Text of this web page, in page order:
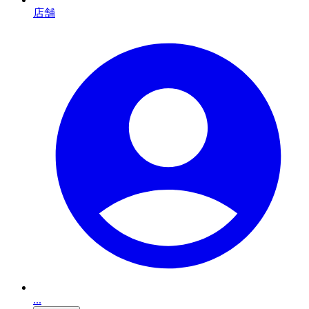
店舗
...